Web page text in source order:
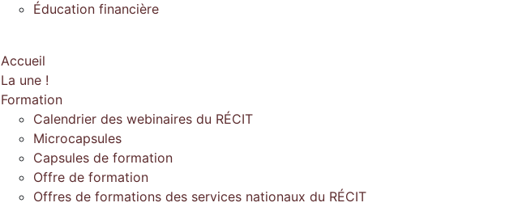
Éducation financière
Accueil
La une !
Formation
Calendrier des webinaires du RÉCIT
Microcapsules
Capsules de formation
Offre de formation
Offres de formations des services nationaux du RÉCIT